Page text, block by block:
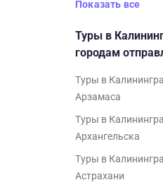
Показать все
Туры в
городам
Туры в
Арзамаса
Туры в
Архангельска
Туры в
Астрахани